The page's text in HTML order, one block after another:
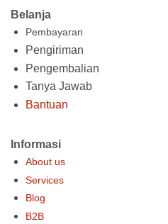
Belanja
Pembayaran
Pengiriman
Pengembalian
Tanya Jawab
Bantuan
Informasi
About us
Services
Blog
B2B